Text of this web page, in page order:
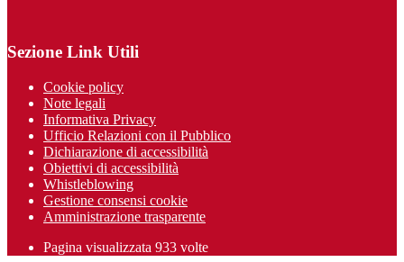
Sezione Link Utili
Cookie policy
Note legali
Informativa Privacy
Ufficio Relazioni con il Pubblico
Dichiarazione di accessibilità
Obiettivi di accessibilità
Whistleblowing
Gestione consensi cookie
Amministrazione trasparente
Pagina visualizzata 933 volte